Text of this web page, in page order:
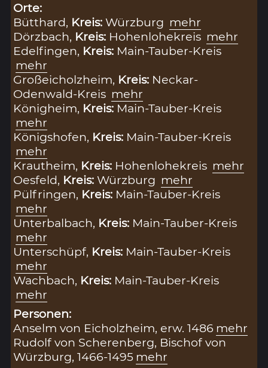
Orte:
Bütthard, Kreis:Würzburg mehr
Dörzbach, Kreis: Hohenlohekreis mehr
Edelfingen, Kreis: Main-Tauber-Kreis
mehr
Großeicholzheim, Kreis: Neckar-
Odenwald-Kreis mehr
Königheim, Kreis: Main-Tauber-Kreis
mehr
Königshofen, Kreis: Main-Tauber-Kreis
mehr
Krautheim, Kreis: Hohenlohekreis mehr
Oesfeld, Kreis:Würzburg mehr
Pülfringen, Kreis: Main-Tauber-Kreis
mehr
Unterbalbach, Kreis: Main-Tauber-Kreis
mehr
Unterschüpf, Kreis: Main-Tauber-Kreis
mehr
Wachbach, Kreis: Main-Tauber-Kreis
mehr
Personen:
Anselm von Eicholzheim, erw. 1486 mehr
Rudolf von Scherenberg, Bischof von
Würzburg, 1466-1495 mehr